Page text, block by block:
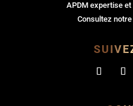
APDM expertise
Consultez notre